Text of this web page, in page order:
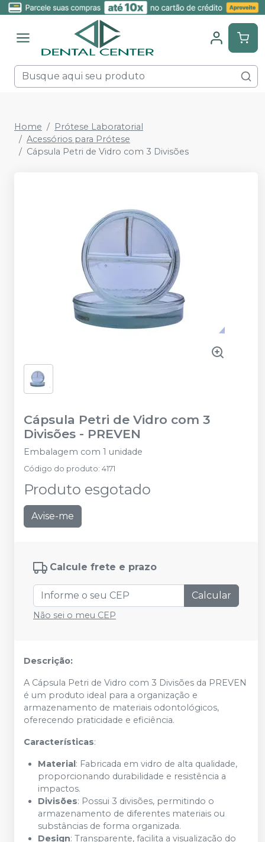
Home
Prótese Laboratorial
Acessórios para Prótese
Cápsula Petri de Vidro com 3 Divisões
Cápsula Petri de Vidro com 3
Divisões - PREVEN
Embalagem com 1 unidade
Código do produto: 4171
Produto esgotado
Avise-me
Calcule frete e prazo
Calcular
Não sei o meu CEP
Descrição:
A Cápsula Petri de Vidro com 3 Divisões da PREVEN
é um produto ideal para a organização e
armazenamento de materiais odontológicos,
oferecendo praticidade e eficiência.
Características:
Material : Fabricada em vidro de alta qualidade,
proporcionando durabilidade e resistência a
impactos.
Divisões: Possui 3 divisões, permitindo o
armazenamento de diferentes materiais ou
substâncias de forma organizada.
Design: Transparente, facilita a visualização do